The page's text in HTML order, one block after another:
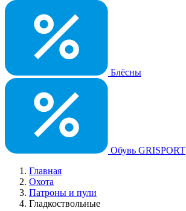
Блёсны
Обувь GRISPORT
Главная
Охота
Патроны и пули
Гладкоствольные